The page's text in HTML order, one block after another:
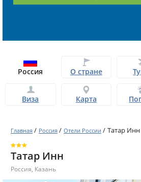
Россия О стране
Виза Карта
Главная / Россия / Отели России / Татар Инн
Татар Инн
Россия, Казань